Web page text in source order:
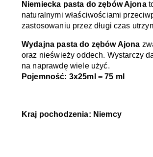
Niemiecka pasta do zębów Ajona
naturalnymi właściwościami
zastosowaniu przez długi czas
Wydajna pasta do zębów Ajona
oraz nieświeży oddech. Wystarczy
na naprawdę wiele użyć.
Pojemność: 3x25ml = 75 ml
Kraj pochodzenia: Niemcy